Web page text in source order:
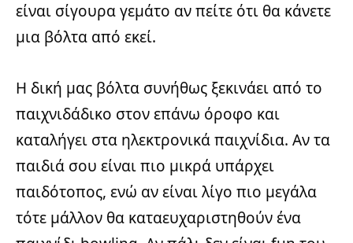
είναι σίγουρα γεμάτο αν πείτε ότι θα κάνετε
μια βόλτα από εκεί.
Η δική μας βόλτα συνήθως ξεκινάει από το
παιχνιδάδικο στον επάνω όροφο και
καταλήγει στα ηλεκτρονικά παιχνίδια. Αν τα
παιδιά σου είναι πιο μικρά υπάρχει
παιδότοπος, ενώ αν είναι λίγο πιο μεγάλα
τότε μάλλον θα καταευχαριστηθούν ένα